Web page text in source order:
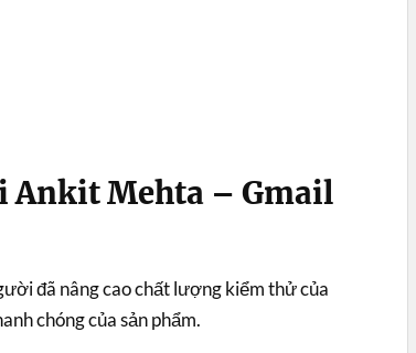
Ankit Mehta – Gmail
đã nâng cao chất lượng kiểm thử của
chóng của sản phẩm.